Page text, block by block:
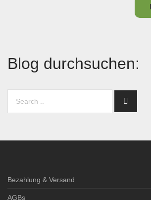
Blog durchsuchen:
Bezahlung & Versand
AGBs